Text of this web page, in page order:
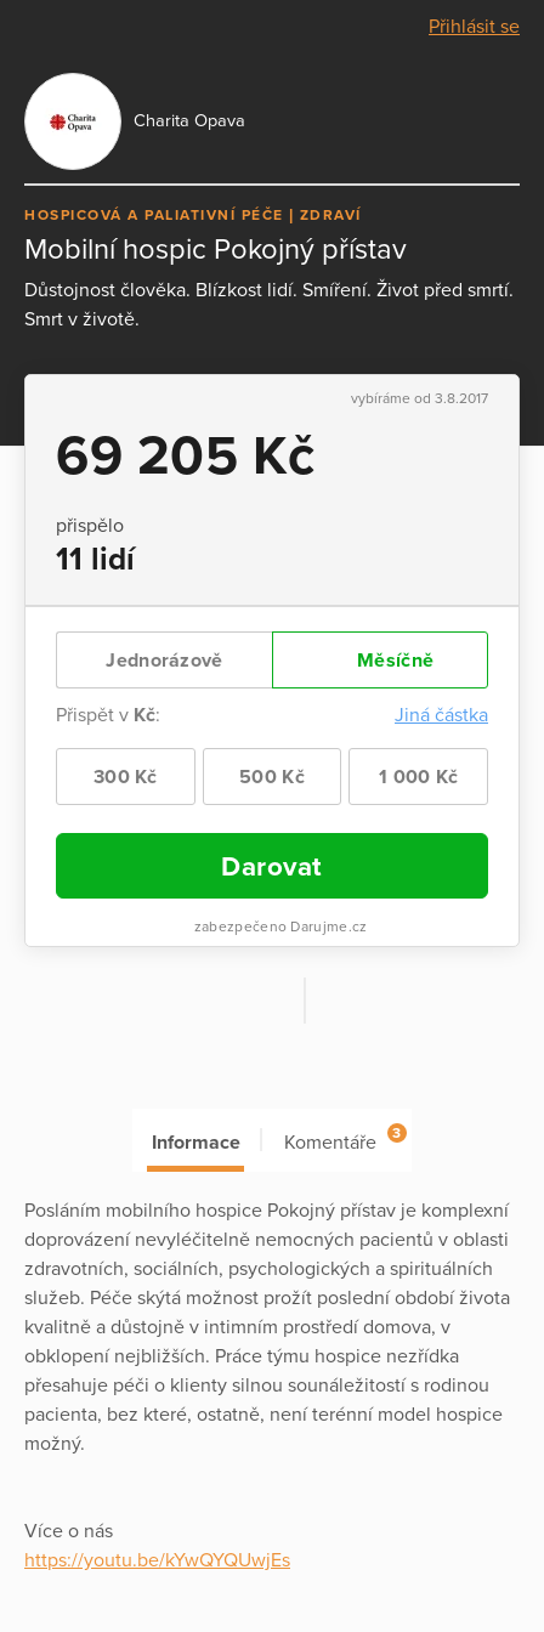
Přihlásit se
Charita Opava
HOSPICOVÁ A PALIATIVNÍ PÉČE ZDRAVÍ
Mobilní hospic Pokojný přístav
Důstojnost člověka. Blízkost lidí. Smíření. Život před smrtí.
Smrt v životě.
vybíráme od 3.8.2017
69 205 Kč
přispělo
11 lidí
Jednorázově Měsíčně
Přispět v Kč: Jiná částka
300 Kč 500 Kč 1 000 Kč
Darovat
zabezpečeno Darujme.cz
Informace Komentáře 3
Posláním mobilního hospice Pokojný přístav je komplexní
doprovázení nevyléčitelně nemocných pacientů v oblasti
zdravotních, sociálních, psychologických a spirituálních
služeb. Péče skýtá možnost prožít poslední období života
kvalitně a důstojně v intimním prostředí domova, v
obklopení nejbližších. Práce týmu hospice nezřídka
přesahuje péči o klienty silnou sounáležitostí s rodinou
pacienta, bez které, ostatně, není terénní model hospice
možný.
Více o nás
https://youtu.be/kYwQYQUwjEs